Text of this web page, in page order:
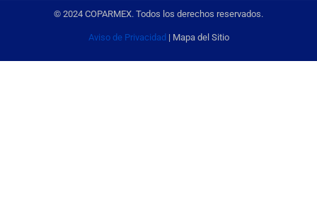
© 2024 COPARMEX. Todos los derechos reservados.
Aviso de Privacidad| Mapa del Sitio